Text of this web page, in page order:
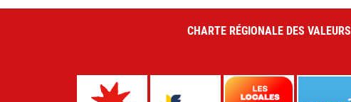
CHARTE RÉGIONALE DES